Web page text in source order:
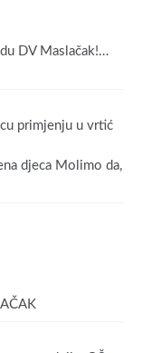
DV Maslačak!…
primjenju u vrtić
djeca Molimo da,